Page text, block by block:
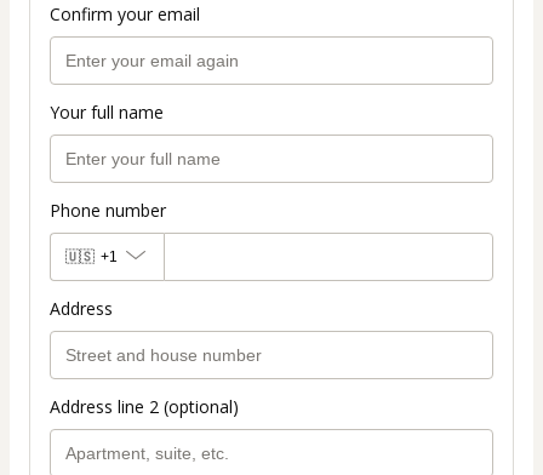
Confirm your email
Your full name
Phone number
🇺🇸 +1
Address
Address line 2 (optional)